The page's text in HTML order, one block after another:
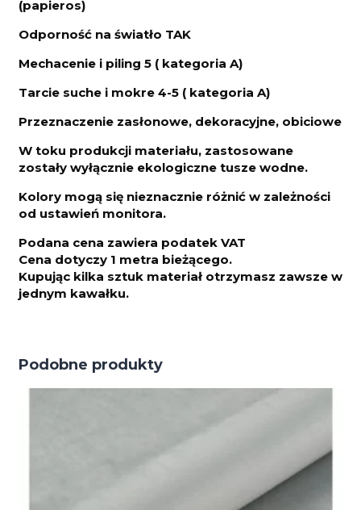
(papieros)
Odporność na światło TAK
Mechacenie i piling 5 ( kategoria A)
Tarcie suche i mokre 4-5 ( kategoria A)
Przeznaczenie zasłonowe, dekoracyjne, obiciowe
W toku produkcji materiału, zastosowane
zostały wyłącznie ekologiczne tusze wodne.
Kolory mogą się nieznacznie różnić w zależności
od ustawień monitora.
Podana cena zawiera podatek VAT
Cena dotyczy 1 metra bieżącego.
Kupując kilka sztuk materiał otrzymasz zawsze w
jednym kawałku.
Podobne produkty